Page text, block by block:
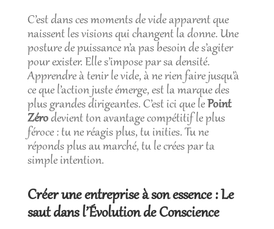
C’est dans ces moments de vide apparent que
naissent les visions qui changent la donne. Une
posture de puissance n’a pas besoin de s’agiter
pour exister. Elle s’impose par sa densité.
Apprendre à tenir le vide, à ne rien faire jusqu’à
ce que l’action juste émerge, est la marque des
plus grandes dirigeantes. C’est ici que lePoint
Zérodevient ton avantage compétitif le plus
féroce : tu ne réagis plus, tu inities. Tu ne
réponds plus au marché, tu le crées par ta
simple intention.
Créer une entreprise à son essence : Le
saut dans l’Évolution de Conscience